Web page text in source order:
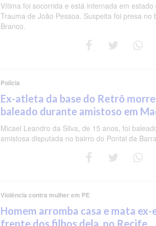
Vítima foi socorrida e está internada em
Trauma de João Pessoa. Suspeita foi presa no
Branco.
Polícia
Ex-atleta da base do Retrô
baleado durante amistoso em
Micael Leandro da Silva, de 15 anos, foi
amistosa disputada no bairro do Pontal da
Violência contra mulher em PE
Homem arromba casa e mata ex-